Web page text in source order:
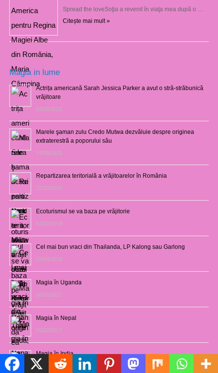
Spread the loveSoţia a revenit în viaţa mea după o …
Citește mai mult »
Magia in lume
Actrița americană Sarah Jessica Parker a avut o stră-străbunică
vrăjitoare
03/08/2021
Marele şaman zulu Credo Mutwa dezvăluie despre originea
extraterestră a poporului său
14/06/2021
Repartizarea teritorială a vrăjitoarelor în România
12/10/2020
Ecoturismul se va baza pe vrăjitorie
01/02/2019
Cel mai bun vraci din Thailanda, LP Kalong sau Garlong
03/04/2018
Magia în Uganda
28/02/2017
Magia în Nepal
26/02/2017
Magia în India
23/02/2017 Politică de cookie-uri